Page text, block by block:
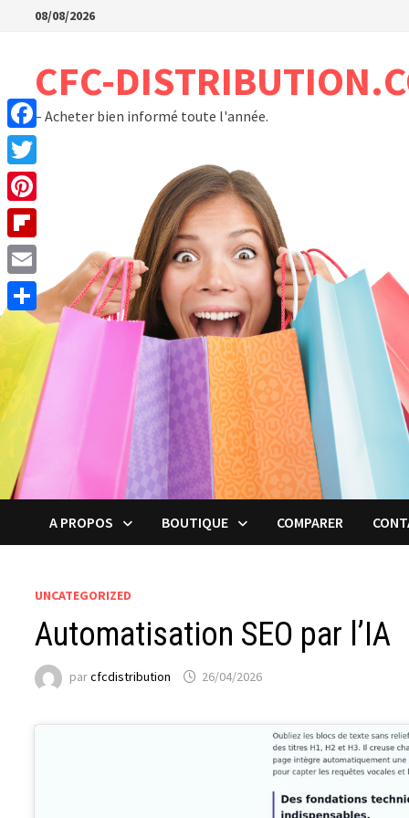
Passer08/08/2026
CFC-
– Acheter bien informé toute l'année.
A PROPOS BOUTIQUE COMPARER
UNCATEGORIZED
Automatisation SEO par l’IA
parcfcdistribution 26/04/2026
Facebook
Twitter
Pinterest
Flipboard
Email
Partager